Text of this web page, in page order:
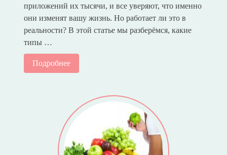
приложений их тысячи, и все уверяют, что именно
они изменят вашу жизнь. Но работает ли это в
реальности? В этой статье мы разберёмся, какие
типы …
Подробнее